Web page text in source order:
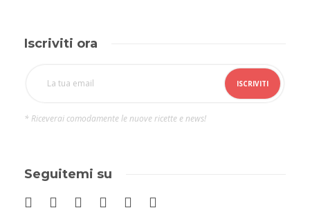
Iscriviti ora
* Riceverai comodamente le nuove ricette e news!
Seguitemi su